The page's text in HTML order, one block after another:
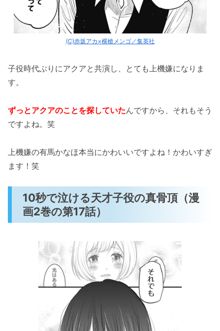
(C)赤坂アカ×横槍メンゴ／集英社
子役時代ぶりにアクアと共演し、とても上機嫌になりま
す。
ずっとアクアのことを探していたんですから、それもそう
ですよね。笑
上機嫌の有馬かなほ本当にかわいいですよね！かわいすぎ
ます！笑
10秒で泣ける天才子役の真骨頂（漫
画2巻の第17話）